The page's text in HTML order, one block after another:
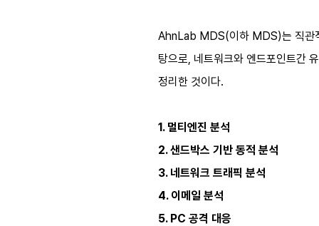
AhnLab MDS(이하 MDS)는 직관
탕으로, 네트워크와 엔드포인트간
정리한 것이다.
1. 멀티엔진 분석
2. 샌드박스 기반 동적 분석
3. 네트워크 트래픽 분석
4. 이메일 분석
5. PC 공격 대응